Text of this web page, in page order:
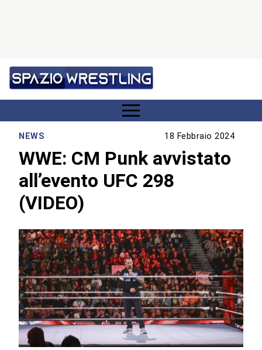
NEWS 18 Febbraio 2024
WWE: CM Punk avvistato
all’evento UFC 298
(VIDEO)